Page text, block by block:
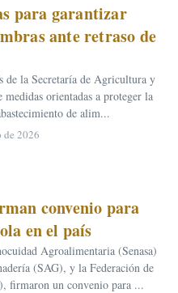
para garantizar
ante retraso de
de la Secretaría de Agricultura y
orientadas a proteger la
de alim...
de 2026
convenio para
en el país
Agroalimentaria (Senasa)
(SAG), y la Federación de
firmaron un convenio para ...